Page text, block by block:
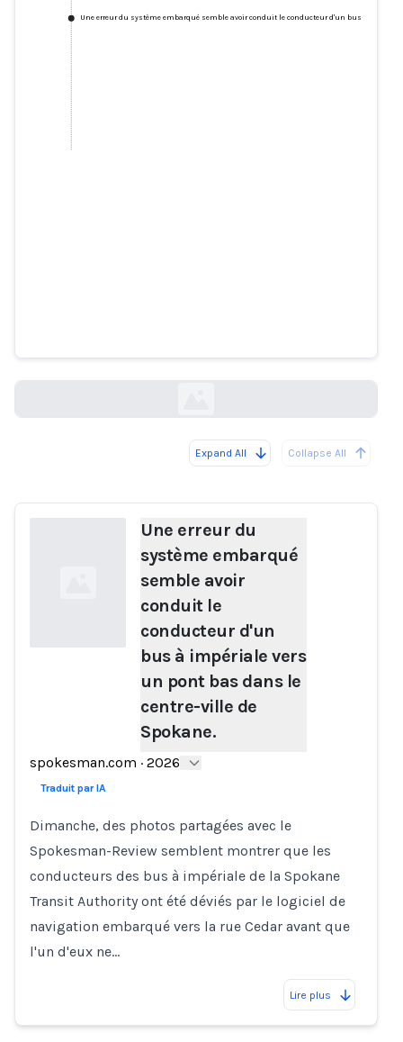
Une erreur du système embarqué semble avoir conduit le conducteur d'un bus à
Expand All Collapse All
Une erreur du
système embarqué
semble avoir
conduit le
conducteur d'un
bus à impériale vers
un pont bas dans le
centre-ville de
Spokane.
spokesman.com · 2026
Traduit par IA
Dimanche, des photos partagées avec le
Spokesman-Review semblent montrer que les
conducteurs des bus à impériale de la Spokane
Transit Authority ont été déviés par le logiciel de
navigation embarqué vers la rue Cedar avant que
l'un d'eux ne…
Lire plus